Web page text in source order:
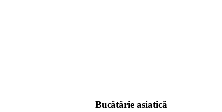
Bucătărie asiatică